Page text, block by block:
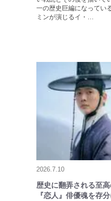
一の歴史巨編になってい
ミンが演じるイ・…
2026.7.10
歴史に翻弄される至
『恋人』俳優魂を存